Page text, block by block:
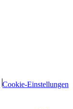
Cookie-Einstellungen